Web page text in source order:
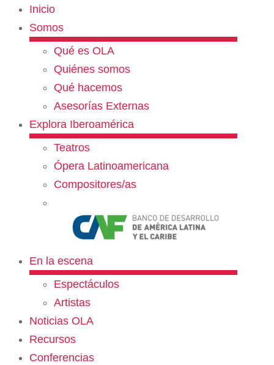
Inicio
Somos
Qué es OLA
Quiénes somos
Qué hacemos
Asesorías Externas
Explora Iberoamérica
Teatros
Ópera Latinoamericana
Compositores/as
En la escena
Espectáculos
Artistas
Noticias OLA
Recursos
Conferencias